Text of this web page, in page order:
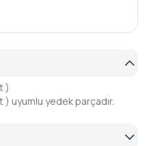
)
) uyumlu yedek parçadır.